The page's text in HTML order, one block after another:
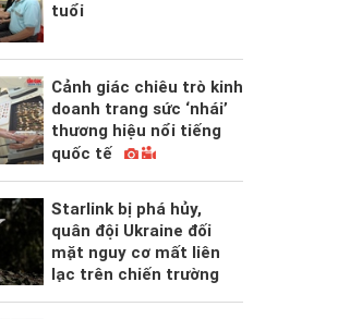
tuổi
Cảnh giác chiêu trò kinh
doanh trang sức ‘nhái’
thương hiệu nổi tiếng
quốc tế
Starlink bị phá hủy,
quân đội Ukraine đối
mặt nguy cơ mất liên
lạc trên chiến trường